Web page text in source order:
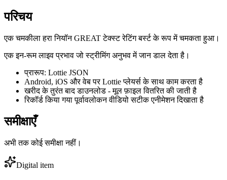
परिचय
एक चमकीला हरा नियॉन GREAT टेक्स्ट रेटिंग बर्स्ट के रूप में चमकता हुआ।
एक इन-रूम लाइव प्रभाव जो स्ट्रीमिंग अनुभव में जान डाल देता है।
प्रारूप: Lottie JSON
Android, iOS और वेब पर Lottie प्लेयर्स के साथ काम करता है
खरीद के तुरंत बाद डाउनलोड - मूल फ़ाइल वितरित की जाती है
रिकॉर्ड किया गया पूर्वावलोकन वीडियो सटीक एनीमेशन दिखाता है
समीक्षाएँ
अभी तक कोई समीक्षा नहीं।
Digital item